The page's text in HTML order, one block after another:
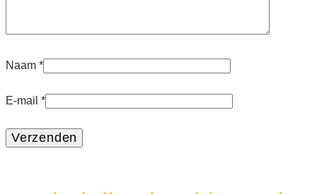
Naam *
E-mail *